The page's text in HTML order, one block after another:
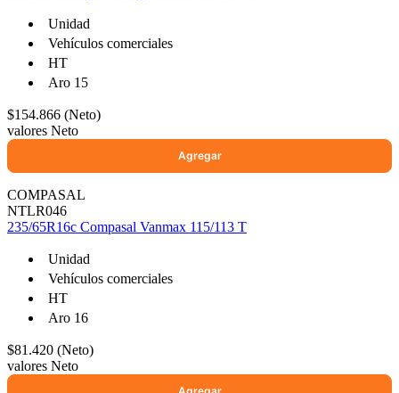
Unidad
Vehículos comerciales
HT
Aro 15
$154.866 (Neto)
valores Neto
COMPASAL
NTLR046
235/65R16c Compasal Vanmax 115/113 T
Unidad
Vehículos comerciales
HT
Aro 16
$81.420 (Neto)
valores Neto